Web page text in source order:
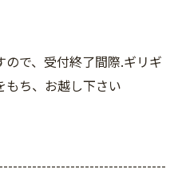
で、受付終了間際.ギリギ
もち、お越し下さい